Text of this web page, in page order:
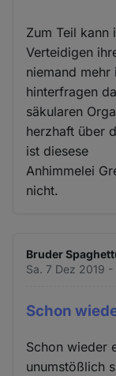
Zum Teil kann
Verteidigen
niemand mehr
hinterfragen
säkularen
herzhaft über
ist diesese
Anhimmelei
nicht.
Bruder
Sa. 7 Dez 2019 -
Schon
Schon wieder
unumstößlich